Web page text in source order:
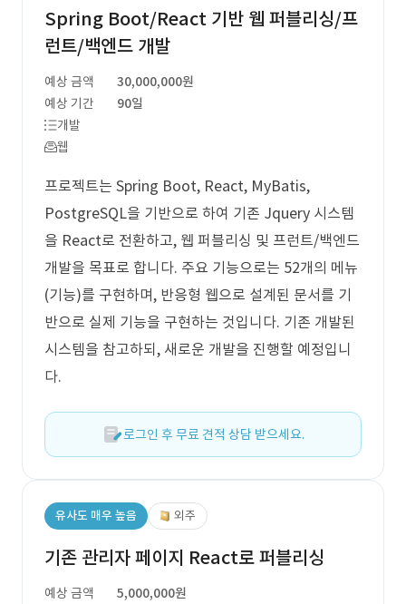
Spring Boot/React 기반 웹 퍼블리싱/프
런트/백엔드 개발
예상 금액
30,000,000원
예상 기간
90일
개발
웹
프로젝트는 Spring Boot, React, MyBatis,
PostgreSQL을 기반으로 하여 기존 Jquery 시스템
을 React로 전환하고, 웹 퍼블리싱 및 프런트/백엔드
개발을 목표로 합니다. 주요 기능으로는 52개의 메뉴
(기능)를 구현하며, 반응형 웹으로 설계된 문서를 기
반으로 실제 기능을 구현하는 것입니다. 기존 개발된
시스템을 참고하되, 새로운 개발을 진행할 예정입니
다.
로그인 후 무료 견적 상담 받으세요.
유사도 매우 높음 외주
기존 관리자 페이지 React로 퍼블리싱
예상 금액
5,000,000원